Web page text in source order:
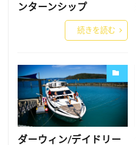
ンターンシップ
続きを読む
ダーウィン/デイドリー